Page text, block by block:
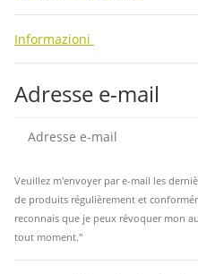
Informazioni
Adresse e-mail
Veuillez m'envoyer par e-mail les
de produits régulièrement et
reconnais que je peux révoquer mon
tout moment."